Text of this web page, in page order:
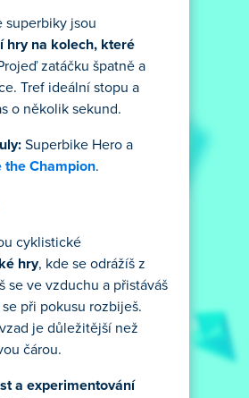
superbiky jsou
hry na kolech, které
zatáčku špatně a
Tref ideální stopu a
o několik sekund.
Superbike Hero a
the Champion.
cyklistické
hry, kde se odrážíš z
se ve vzduchu a přistáváš
při pokusu rozbiješ.
je důležitější než
čárou.
a experimentování